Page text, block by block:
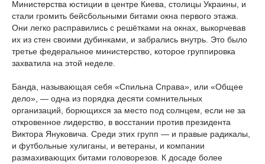
Министерства юстиции в центре Киева, столицы Украины, и
стали громить бейсбольными битами окна первого этажа.
Они легко расправились с решётками на окнах, выкорчевав
их из стен своими дубинками, и забрались внутрь. Это было
третье федеральное министерство, которое группировка
захватила на этой неделе.
Банда, называющая себя «Спильна Справа», или «Общее
дело», — одна из порядка десяти сомнительных
организаций, борющихся за место под солнцем, если не за
откровенное лидерство, в восстании против президента
Виктора Януковича. Среди этих групп — и правые радикалы,
и футбольные хулиганы, и ветераны, и компании
размахивающих битами головорезов. К досаде более